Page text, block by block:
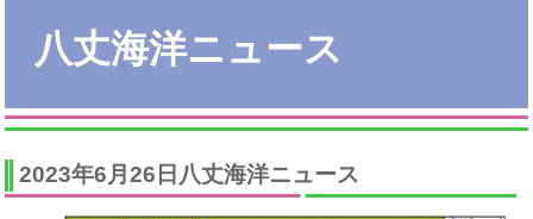
八丈海洋ニュース
2023年6月26日八丈海洋ニュース